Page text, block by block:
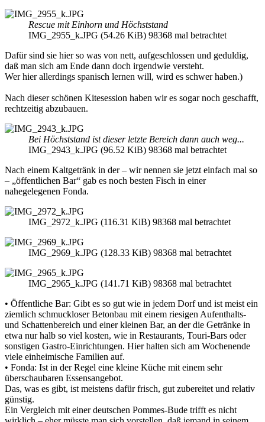
Rescue mit Einhorn und Höchststand
IMG_2955_k.JPG (54.26 KiB) 98368 mal betrachtet
Dafür sind sie hier so was von nett, aufgeschlossen und geduldig,
daß man sich am Ende dann doch irgendwie versteht.
Wer hier allerdings spanisch lernen will, wird es schwer haben.)
Nach dieser schönen Kitesession haben wir es sogar noch geschafft,
rechtzeitig abzubauen.
Bei Höchststand ist dieser letzte Bereich dann auch weg...
IMG_2943_k.JPG (96.52 KiB) 98368 mal betrachtet
Nach einem Kaltgetränk in der – wir nennen sie jetzt einfach mal so
– „öffentlichen Bar“ gab es noch besten Fisch in einer
nahegelegenen Fonda.
IMG_2972_k.JPG (116.31 KiB) 98368 mal betrachtet
IMG_2969_k.JPG (128.33 KiB) 98368 mal betrachtet
IMG_2965_k.JPG (141.71 KiB) 98368 mal betrachtet
• Öffentliche Bar: Gibt es so gut wie in jedem Dorf und ist meist ein
ziemlich schmuckloser Betonbau mit einem riesigen Aufenthalts-
und Schattenbereich und einer kleinen Bar, an der die Getränke in
etwa nur halb so viel kosten, wie in Restaurants, Touri-Bars oder
sonstigen Gastro-Einrichtungen. Hier halten sich am Wochenende
viele einheimische Familien auf.
• Fonda: Ist in der Regel eine kleine Küche mit einem sehr
überschaubaren Essensangebot.
Das, was es gibt, ist meistens dafür frisch, gut zubereitet und relativ
günstig.
Ein Vergleich mit einer deutschen Pommes-Bude trifft es nicht